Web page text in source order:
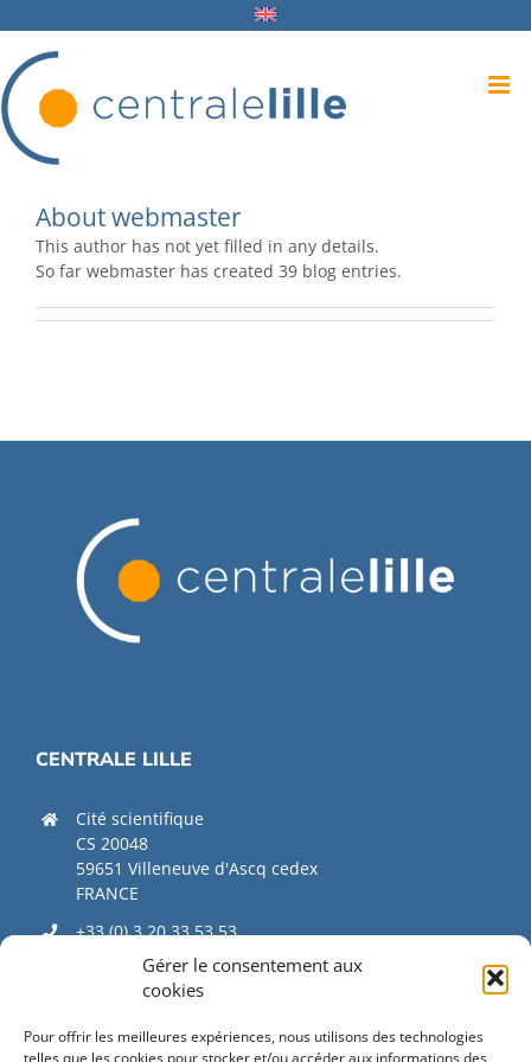
Gérer le consentement aux
cookies
Pour offrir les meilleures expériences, nous utilisons des technologies
telles que les cookies pour stocker et/ou accéder aux informations des
to
content
Aboutwebmaster
This author has not yet filled in any details.
So far webmaster has created 39 blog entries.
CENTRALE LILLE
Cité scientifique
CS 20048
59651 Villeneuve d'Ascq cedex
FRANCE
+33 (0) 3 20 33 53 53
contact@centralelille.fr